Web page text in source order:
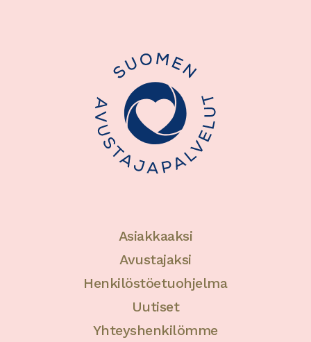
Asiakkaaksi
Avustajaksi
Henkilöstöetuohjelma
Uutiset
Yhteyshenkilömme